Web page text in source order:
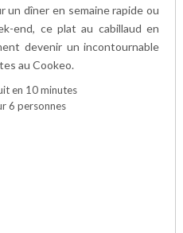
dîner en semaine rapide ou
end, ce plat au cabillaud en
devenir un incontournable
au Cookeo.
en 10 minutes
6 personnes